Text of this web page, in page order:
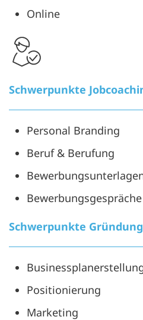
Online
Schwerpunkte
Personal Branding
Beruf & Berufung
Bewerbungsgespräche
Schwerpunkte
Positionierung
Marketing